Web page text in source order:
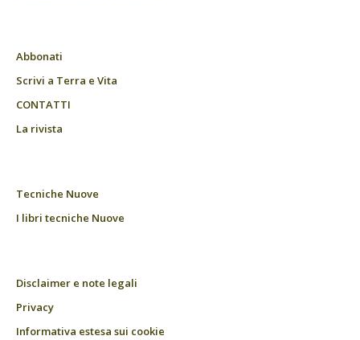
Abbonati
Scrivi a Terra e Vita
CONTATTI
La rivista
Tecniche Nuove
I libri tecniche Nuove
Disclaimer e note legali
Privacy
Informativa estesa sui cookie